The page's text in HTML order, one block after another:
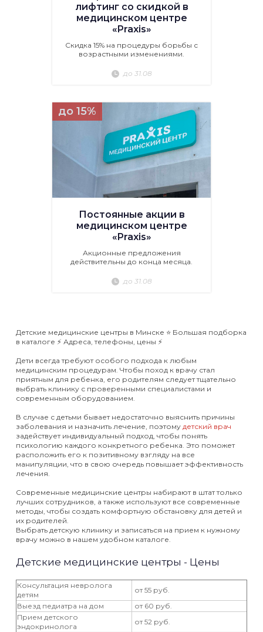
лифтинг со скидкой в
медицинском центре
«Praxis»
Скидка 15% на процедуры борьбы с
возрастными изменениями.
до 31.08
до 15%
Постоянные акции в
медицинском центре
«Praxis»
Акционные предложения
действительны до конца месяца.
до 31.08
Детские медицинские центры в Минске ⭐️ Большая подборка
в каталоге ⚡️ Адреса, телефоны, цены ⚡️
Дети всегда требуют особого подхода к любым
медицинским процедурам. Чтобы поход к врачу стал
приятным для ребенка, его родителям следует тщательно
выбрать клинику с проверенными специалистами и
современным оборудованием.
В случае с детьми бывает недостаточно выяснить причины
заболевания и назначить лечение, поэтому детский врач
задействует индивидуальный подход, чтобы понять
психологию каждого конкретного ребенка. Это поможет
расположить его к позитивному взгляду на все
манипуляции, что в свою очередь повышает эффективность
лечения.
Современные медицинские центры набирают в штат только
лучших сотрудников, а также используют все современные
методы, чтобы создать комфортную обстановку для детей и
их родителей.
Выбрать детскую клинику и записаться на прием к нужному
врачу можно в нашем удобном каталоге.
Детские медицинские центры - Цены
Консультация невролога
детям
от 55 руб.
Выезд педиатра на дом
от 60 руб.
Прием детского
эндокринолога
от 52 руб.